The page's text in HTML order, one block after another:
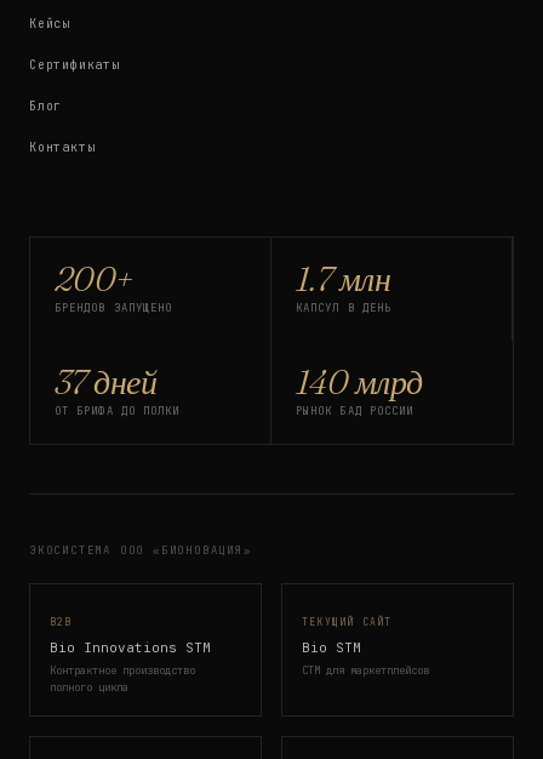
Кейсы
Сертификаты
Блог
Контакты
200+
БРЕНДОВ ЗАПУЩЕНО
1.7 млн
КАПСУЛ В ДЕНЬ
37 дней
ОТ БРИФА ДО ПОЛКИ
140 млрд
РЫНОК БАД РОССИИ
ЭКОСИСТЕМА ООО «БИОНОВАЦИЯ»
B2B
Bio Innovations STM
Контрактное производство
полного цикла
ТЕКУЩИЙ САЙТ
Bio STM
СТМ для маркетплейсов